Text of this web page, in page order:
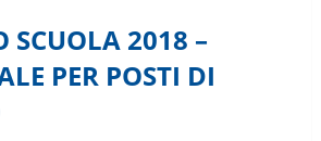
SCUOLA 2018 –
PER POSTI DI